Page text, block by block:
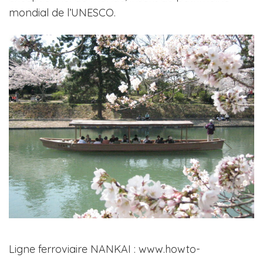
mondial de l’UNESCO.
Ligne ferroviaire NANKAI : www.howto-